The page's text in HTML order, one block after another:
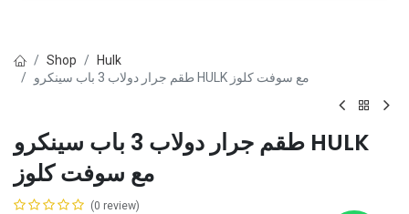
Shop
Hulk
طقم جرار دولاب 3 باب سينكرو HULK مع سوفت كلوز
طقم جرار دولاب 3 باب سينكرو HULK
مع سوفت كلوز
(0 review)